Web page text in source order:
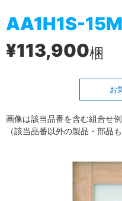
AA1H1S-
¥113,900梱
お
画像は該当品番を含む組合せ例
（該当品番以外の製品・部品